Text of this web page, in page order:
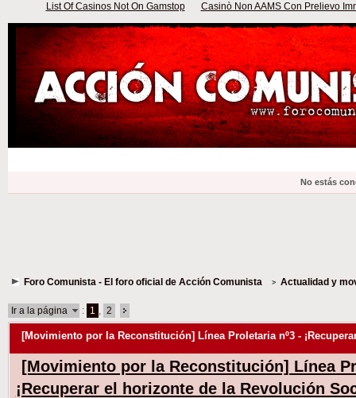
List Of Casinos Not On Gamstop Casinò Non AAMS Con Prelievo
No estás
Foro Comunista - El foro oficial de Acción Comunista Actualidad y
Ir a la página : 1 2
[Movimiento por la Reconstitución] Línea Proletaria nº3 -
[Movimiento por la Reconstitución] Línea
¡Recuperar el horizonte de la Revolución